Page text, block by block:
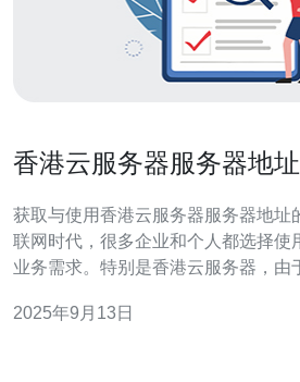
香港云服务器服务器地
获取与使用香港云服务器服务器地址
联网时代，很多企业和个人都选择使
业务需求。特别是香港云服务器，由
许多新手用户来说，如何获取和使用
2025年9月13日